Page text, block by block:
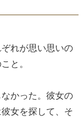
れが思い思いの
と。
かった。彼女の
女を探して、そ